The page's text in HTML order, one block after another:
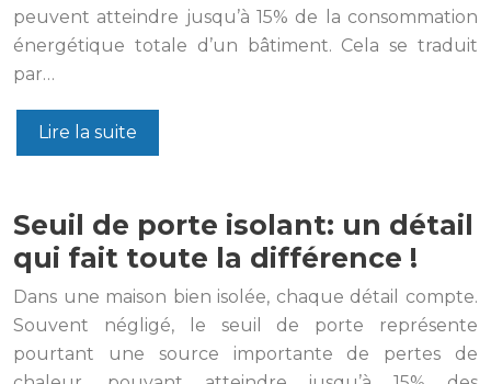
peuvent atteindre jusqu’à 15% de la consommation
énergétique totale d’un bâtiment. Cela se traduit
par…
Lire la suite
Seuil de porte isolant: un détail
qui fait toute la différence !
Dans une maison bien isolée, chaque détail compte.
Souvent négligé, le seuil de porte représente
pourtant une source importante de pertes de